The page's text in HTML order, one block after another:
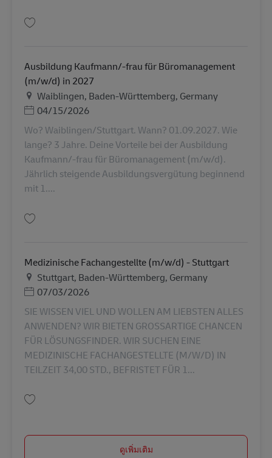
Ausbildung Kaufmann/-frau für Büromanagement
(m/w/d) in 2027
สถานที่
Waiblingen, Baden-Württemberg, Germany
Posted Date
04/15/2026
Wo? Waiblingen/Stuttgart. Wann? 01.09.2027. Wie
lange? 3 Jahre. Deine Vorteile bei der Ausbildung
Kaufmann/-frau für Büromanagement (m/w/d).
Jährlich steigende Ausbildungsvergütung beginnend
mit 1....
Medizinische Fachangestellte (m/w/d) - Stuttgart
สถานที่
Stuttgart, Baden-Württemberg, Germany
Posted Date
07/03/2026
SIE WISSEN VIEL UND WOLLEN AM LIEBSTEN ALLES
ANWENDEN? WIR BIETEN GROSSARTIGE CHANCEN
FÜR LÖSUNGSFINDER. WIR SUCHEN EINE
MEDIZINISCHE FACHANGESTELLTE (M/W/D) IN
TEILZEIT 34,00 STD., BEFRISTET FÜR 1...
ดูเพิ่มเติม